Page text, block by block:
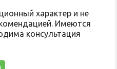
характер и не
Имеются
консультация